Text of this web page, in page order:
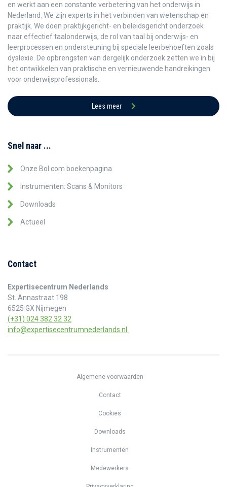
en werkt aan een constante verbetering van het onderwijs in
Nederland. We zijn experts in het verbinden van wetenschap en
praktijk. We doen praktijkgericht- en beleidsgericht onderzoek
naar effectief taalonderwijs, de rol van taal bij onderwijs- en
leerprocessen en ondersteuning bij speciale leerbehoeften zoals
dyslexie. De opbrengsten van dergelijk onderzoek zetten we in bij
het ontwikkelen van praktische en vernieuwende handreikingen
voor onderwijsprofessionals.
Lees meer
Snel naar ...
Onze Bol.com boekenpagina
Instrumenten: Scans & Monitors
Downloads
Actueel
Contact
Expertisecentrum Nederlands
St. Annastraat 198
6525 GX Nijmegen
(+31) 024 382 32 32
info@expertisecentrumnederlands.nl
Algemene voorwaarden
Contact
Cookies
Downloads
Instrumenten
Medewerkers